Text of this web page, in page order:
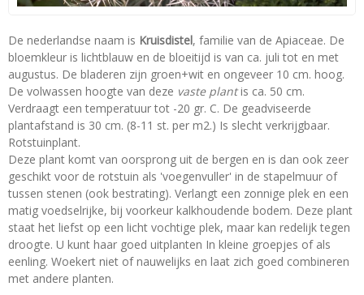
De nederlandse naam is Kruisdistel, familie van de Apiaceae. De
bloemkleur is lichtblauw en de bloeitijd is van ca. juli tot en met
augustus. De bladeren zijn groen+wit en ongeveer 10 cm. hoog.
De volwassen hoogte van deze vaste plantis ca. 50 cm.
Verdraagt een temperatuur tot -20 gr. C. De geadviseerde
plantafstand is 30 cm. (8-11 st. per m2.) Is slecht verkrijgbaar.
Rotstuinplant.
Deze plant komt van oorsprong uit de bergen en is dan ook zeer
geschikt voor de rotstuin als 'voegenvuller' in de stapelmuur of
tussen stenen (ook bestrating). Verlangt een zonnige plek en een
matig voedselrijke, bij voorkeur kalkhoudende bodem. Deze plant
staat het liefst op een licht vochtige plek, maar kan redelijk tegen
droogte. U kunt haar goed uitplanten In kleine groepjes of als
eenling. Woekert niet of nauwelijks en laat zich goed combineren
met andere planten.